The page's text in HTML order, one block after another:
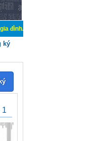
bán, ký gửi, cho thuê thiết bị hệ
ký
1